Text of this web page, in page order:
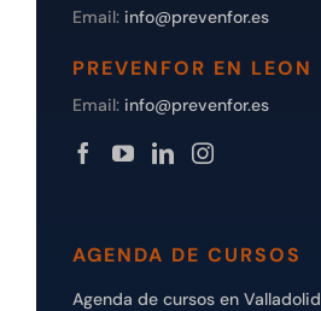
Email: info@prevenfor.es
PREVENFOR EN LEON
Email: info@prevenfor.es
AGENDA DE CURSOS
Agenda de cursos en Valladolid